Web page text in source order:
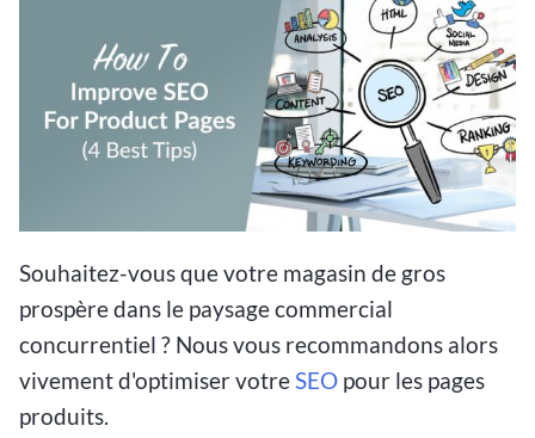
Souhaitez-vous que votre magasin de gros
prospère dans le paysage commercial
concurrentiel ? Nous vous recommandons alors
vivement d'optimiser votreSEO pour les pages
produits.